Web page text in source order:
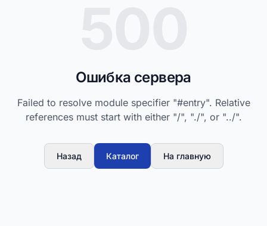
Ошибка сервера
Failed to resolve module specifier "#entry". Relative
references must start with either "/", "./", or "../".
Назад Каталог На главную